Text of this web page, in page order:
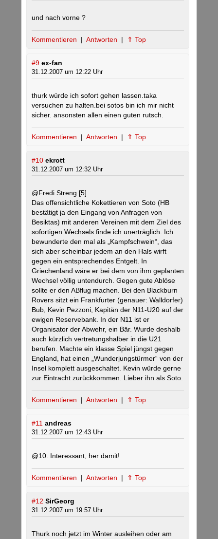
und nach vorne ?
Kommentieren | Antworten | ⇑ Top
#9 ex-fan
31.12.2007 um 12:22 Uhr
thurk würde ich sofort gehen lassen.taka
versuchen zu halten.bei sotos bin ich mir nicht
sicher. ansonsten allen einen guten rutsch.
Kommentieren | Antworten | ⇑ Top
#10 ekrott
31.12.2007 um 12:32 Uhr
@Fredi Streng [5]
Das offensichtliche Kokettieren von Soto (HB
bestätigt ja den Eingang von Anfragen von
Besiktas) mit anderen Vereinen mit dem Ziel des
sofortigen Wechsels finde ich unerträglich. Ich
bewunderte den mal als „Kampfschwein“, das
sich aber scheinbar jedem an den Hals wirft
gegen ein entsprechendes Entgelt. In
Griechenland wäre er bei dem von ihm geplanten
Wechsel völlig untendurch. Gegen gute Ablöse
sollte er den ABflug machen. Bei den Blackburn
Rovers sitzt ein Frankfurter (genauer: Walldorfer)
Bub, Kevin Pezzoni, Kapitän der N11-U20 auf der
ewigen Reservebank. In der N11 ist er
Organisator der Abwehr, ein Bär. Wurde deshalb
auch kürzlich vertretungshalber in die U21
berufen. Machte ein klasse Spiel jüngst gegen
England, hat einen „Wunderjungstürmer“ von der
Insel komplett ausgeschaltet. Kevin würde gerne
zur Eintracht zurückkommen. Lieber ihn als Soto.
Kommentieren | Antworten | ⇑ Top
#11 andreas
31.12.2007 um 12:43 Uhr
@10: Interessant, her damit!
Kommentieren | Antworten | ⇑ Top
#12 SirGeorg
31.12.2007 um 19:57 Uhr
Thurk noch jetzt im Winter ausleihen oder am